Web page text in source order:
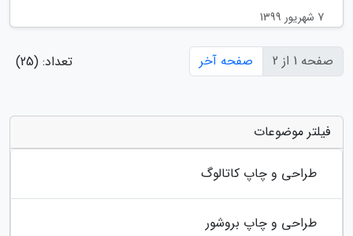
7 شهریور 1399
صفحه 1 از 2 صفحه آخر تعداد: (25)
فیلتر موضوعات
طراحی و چاپ کاتالوگ
طراحی و چاپ بروشور